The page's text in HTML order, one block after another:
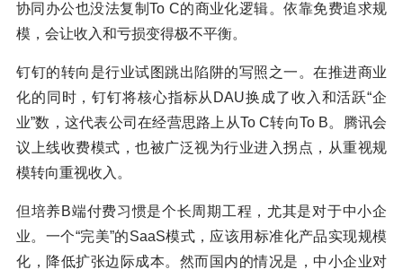
协同办公也没法复制To C的商业化逻辑。依靠免费追求规
模，会让收入和亏损变得极不平衡。
钉钉的转向是行业试图跳出陷阱的写照之一。在推进商业
化的同时，钉钉将核心指标从DAU换成了收入和活跃“企
业”数，这代表公司在经营思路上从To C转向To B。腾讯会
议上线收费模式，也被广泛视为行业进入拐点，从重视规
模转向重视收入。
但培养B端付费习惯是个长周期工程，尤其是对于中小企
业。一个“完美”的SaaS模式，应该用标准化产品实现规模
化，降低扩张边际成本。然而国内的情况是，中小企业对